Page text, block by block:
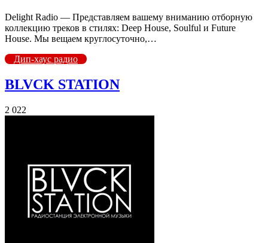
Delight Radio — Представляем вашему вниманию отборную
коллекцию треков в стилях: Deep House, Soulful и Future
House. Мы вещаем круглосуточно,…
Дип-хаус радио
BLVCK STATION
2 022